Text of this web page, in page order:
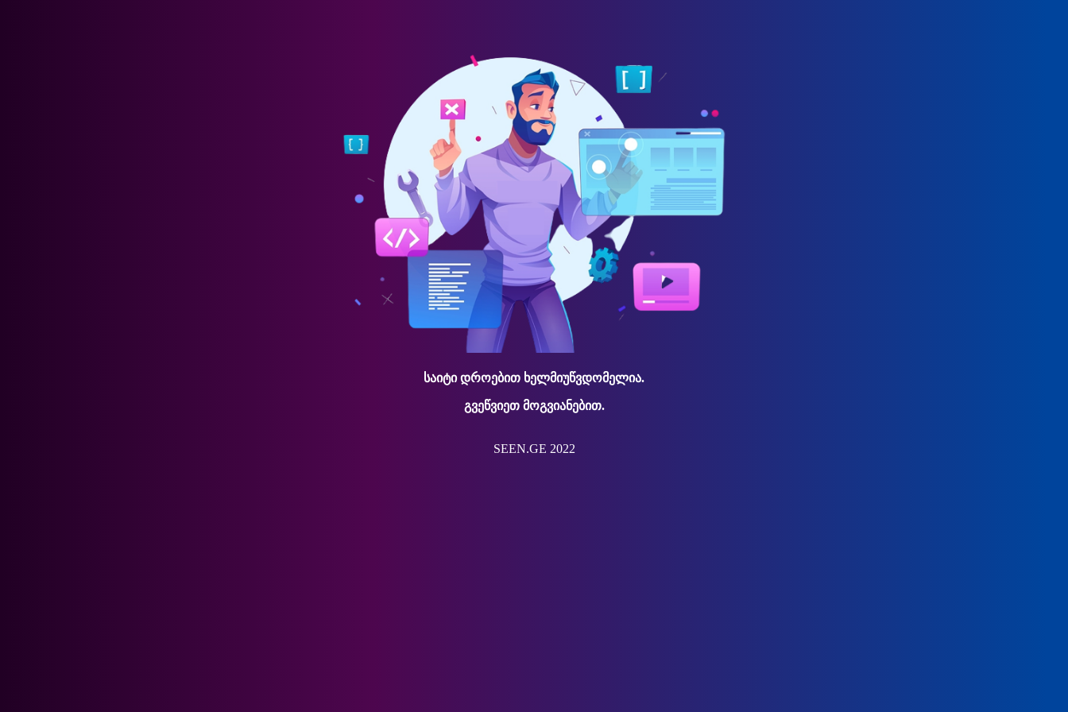
საიტი დროებით ხელმიუწვდომელია.
გვეწვიეთ მოგვიანებით.
SEEN.GE 2022